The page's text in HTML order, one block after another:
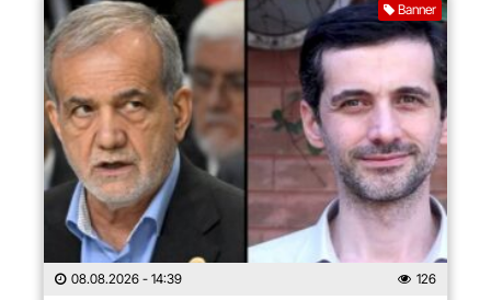
Banner
08.08.2026 - 14:39 126